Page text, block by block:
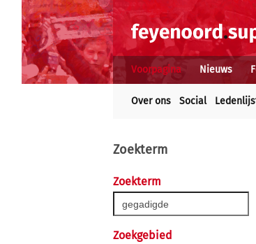
Voorpagina Nieuws
Over ons Social
Zoekterm
Zoekterm
Zoekgebied